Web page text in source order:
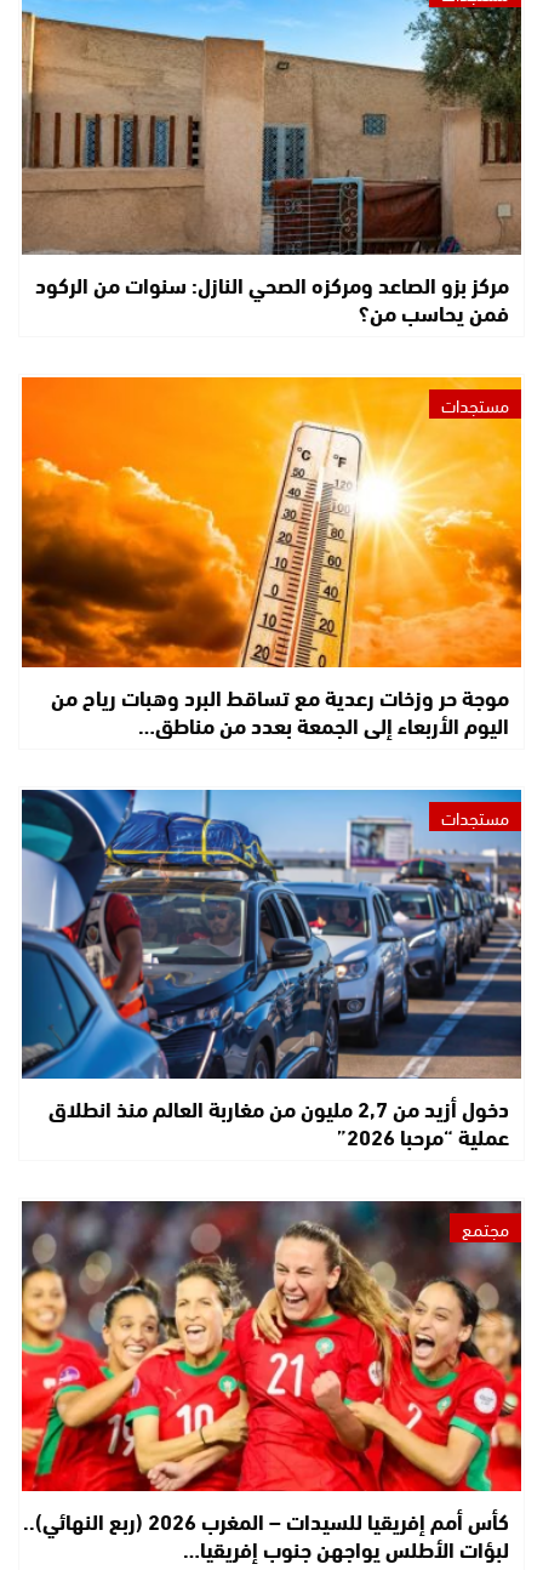
مركز بزو الصاعد ومركزه الصحي النازل: سنوات من الركود
فمن يحاسب من؟
مستجدات
موجة حر وزخات رعدية مع تساقط البرد وهبات رياح من
اليوم الأربعاء إلى الجمعة بعدد من مناطق…
مستجدات
دخول أزيد من 2,7 مليون من مغاربة العالم منذ انطلاق
عملية “مرحبا 2026”
مجتمع
كأس أمم إفريقيا للسيدات – المغرب 2026 (ربع النهائي)..
لبؤات الأطلس يواجهن جنوب إفريقيا…